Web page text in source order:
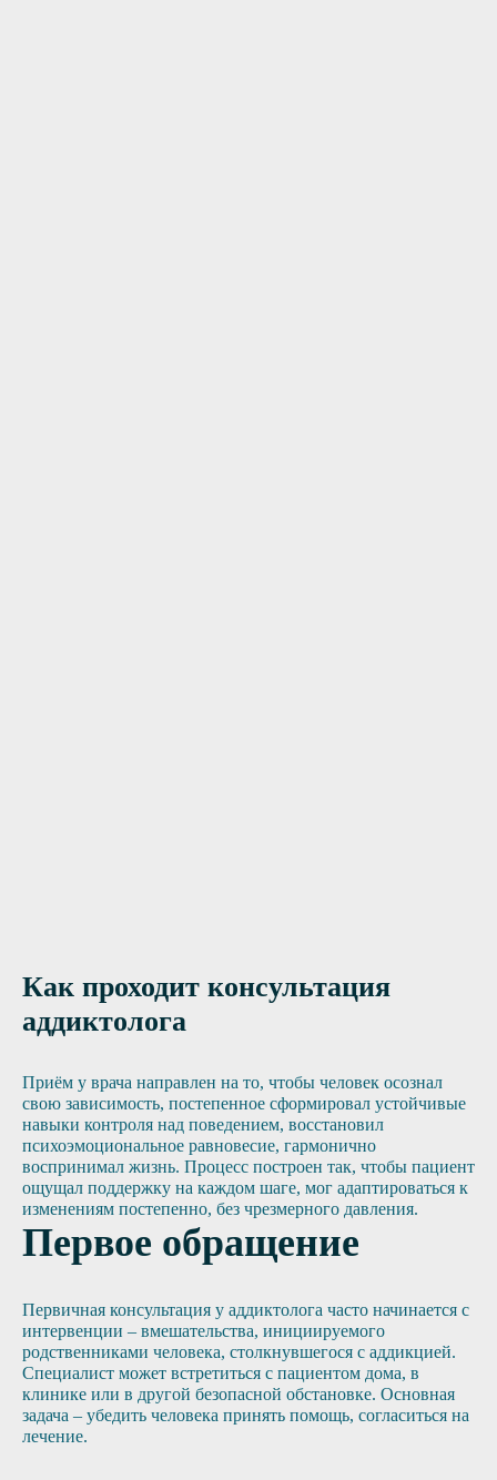
Как проходит консультация
аддиктолога
Приём у врача направлен на то, чтобы человек осознал
свою зависимость, постепенное сформировал устойчивые
навыки контроля над поведением, восстановил
психоэмоциональное равновесие, гармонично
воспринимал жизнь. Процесс построен так, чтобы пациент
ощущал поддержку на каждом шаге, мог адаптироваться к
изменениям постепенно, без чрезмерного давления.
Первое обращение
Первичная консультация у аддиктолога часто начинается с
интервенции – вмешательства, инициируемого
родственниками человека, столкнувшегося с аддикцией.
Специалист может встретиться с пациентом дома, в
клинике или в другой безопасной обстановке. Основная
задача – убедить человека принять помощь, согласиться на
лечение.